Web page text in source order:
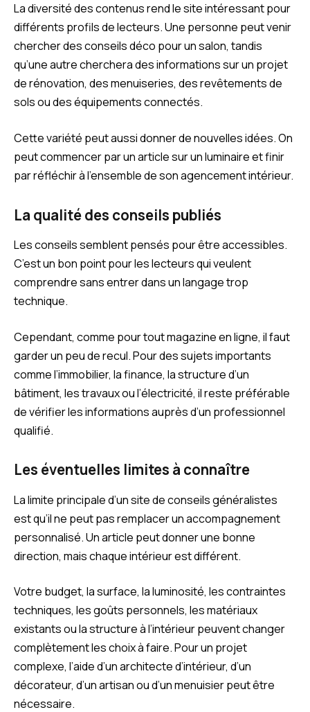
La diversité des contenus rend le site intéressant pour
différents profils de lecteurs. Une personne peut venir
chercher des conseils déco pour un salon, tandis
qu’une autre cherchera des informations sur un projet
de rénovation, des menuiseries, des revêtements de
sols ou des équipements connectés.
Cette variété peut aussi donner de nouvelles idées. On
peut commencer par un article sur un luminaire et finir
par réfléchir à l’ensemble de son agencement intérieur.
La qualité des conseils publiés
Les conseils semblent pensés pour être accessibles.
C’est un bon point pour les lecteurs qui veulent
comprendre sans entrer dans un langage trop
technique.
Cependant, comme pour tout magazine en ligne, il faut
garder un peu de recul. Pour des sujets importants
comme l’immobilier, la finance, la structure d’un
bâtiment, les travaux ou l’électricité, il reste préférable
de vérifier les informations auprès d’un professionnel
qualifié.
Les éventuelles limites à connaître
La limite principale d’un site de conseils généralistes
est qu’il ne peut pas remplacer un accompagnement
personnalisé. Un article peut donner une bonne
direction, mais chaque intérieur est différent.
Votre budget, la surface, la luminosité, les contraintes
techniques, les goûts personnels, les matériaux
existants ou la structure à l’intérieur peuvent changer
complètement les choix à faire. Pour un projet
complexe, l’aide d’un architecte d’intérieur, d’un
décorateur, d’un artisan ou d’un menuisier peut être
nécessaire.